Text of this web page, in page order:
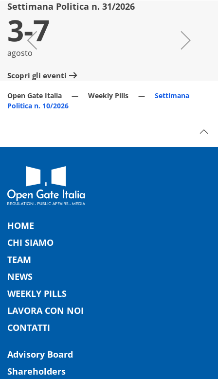
Settimana Politica n. 31/2026
3-7
agosto
Scopri gli eventi
Open Gate Italia Weekly Pills
Settimana
Politica n. 10/2026
HOME
CHI SIAMO
TEAM
NEWS
WEEKLY PILLS
LAVORA CON NOI
CONTATTI
Advisory Board
Shareholders